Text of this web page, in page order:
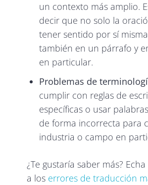
un contexto más amplio.
decir que no solo la
tener sentido por sí
también en un párrafo y
en particular.
Problemas de
cumplir con reglas de
específicas o usar
de forma incorrecta para
industria o campo en
¿Te gustaría saber más?
a los errores de traducción